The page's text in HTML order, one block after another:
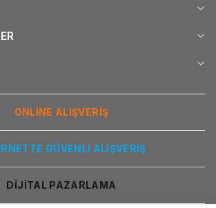
ONLİNE ALIŞVERİŞ
GÜVENLİ ALIŞVERİŞ
DİJİTAL PAZARLAMA